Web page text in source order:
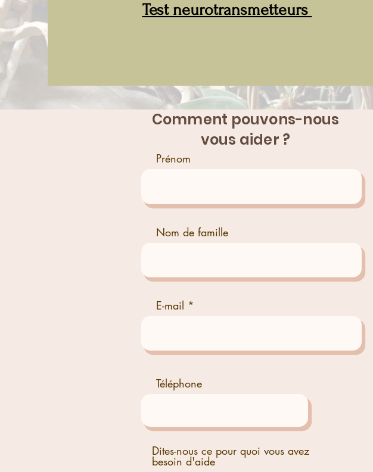
Test neurotransmetteurs
Comment pouvons-nous
vous aider ?
Prénom
Nom de famille
E-mail
Téléphone
Dites-nous ce pour quoi vous avez
besoin d'aide